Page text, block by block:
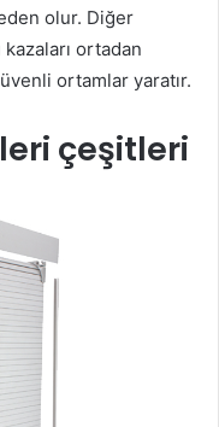
olur. Diğer
ortadan
ortamlar yaratır.
çeşitleri